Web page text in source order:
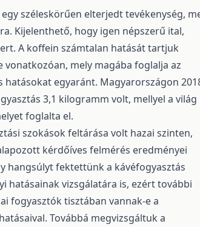
széleskörűen elterjedt tevékenység,
Kijelenthető, hogy igen népszerű ital,
A koffein számtalan hatását tartjuk
vonatkozóan, mely magába foglalja az
hatásokat egyaránt. Magyarországon
3,1 kilogramm volt, mellyel a világ
foglalta el.
szokások feltárása volt hazai szinten,
kérdőíves felmérés eredményei
hangsúlyt fektettünk a kávéfogyasztás
hatásainak vizsgálatára is, ezért további
fogyasztók tisztában vannak-e a
Továbbá megvizsgáltuk a